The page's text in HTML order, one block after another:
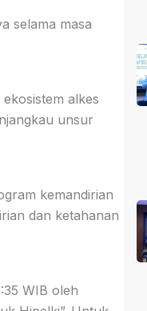
selama masa
alkes
unsur
kemandirian
dan ketahanan
WIB oleh